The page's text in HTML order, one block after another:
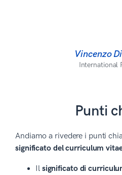
Vincenzo
International
Punti
Andiamo a rivedere i punti
significato del curriculum
Il significato di